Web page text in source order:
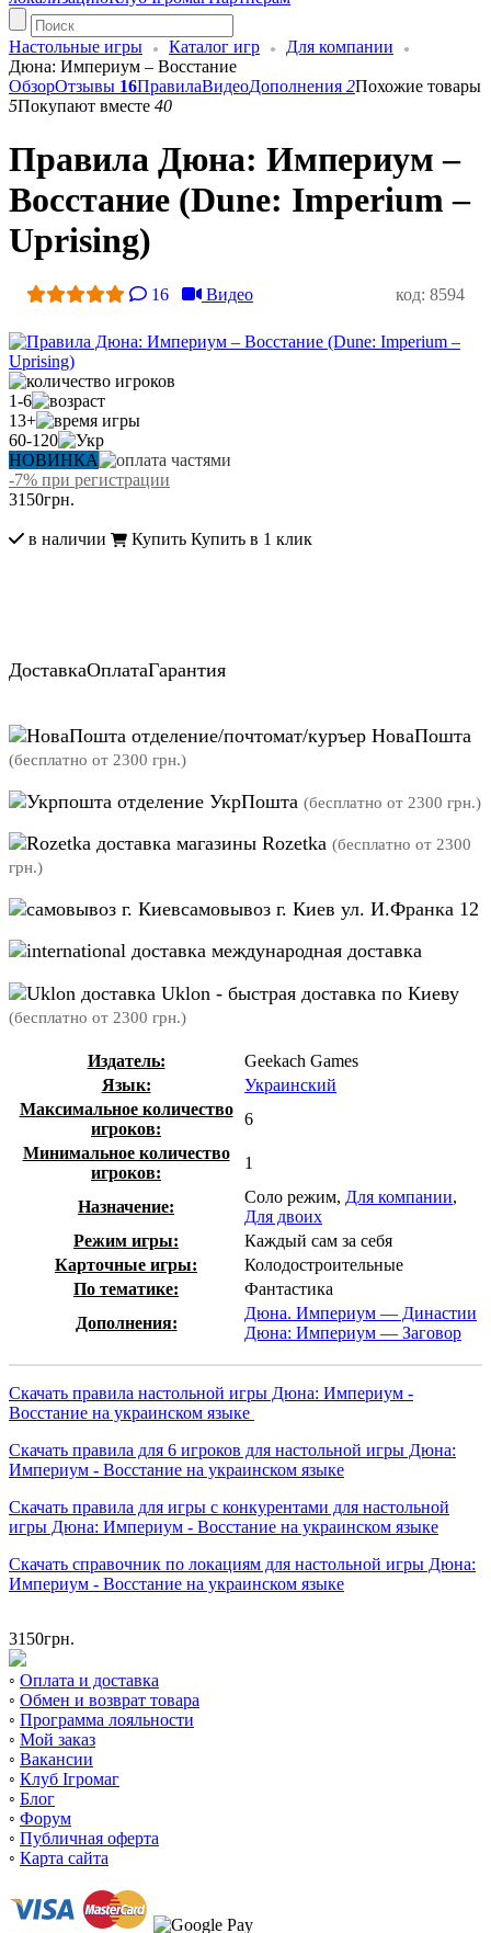
Настольные игры Каталог игр
Для компании
Дюна: Империум – Восстание
ОбзорОтзывы 16ПравилаВидеоДополнения 2Похожие товары
5Покупают вместе 40
Правила Дюна: Империум –
Восстание (Dune: Imperium –
Uprising)
16 Видео код: 8594
1-6
13+
60-120
НОВИНКА
-7% при регистрации
3150грн.
в наличии Купить Купить в 1 клик
ДоставкаОплатаГарантия
отделение/почтомат/куръер НоваПошта
(бесплатно от 2300 грн.)
отделение УкрПошта (бесплатно от 2300 грн.)
магазины Rozetka (бесплатно от 2300
грн.)
самовывоз г. Киев ул. И.Франка 12
международная доставка
Uklon - быстрая доставка по Киеву
(бесплатно от 2300 грн.)
Издатель:
Geekach Games
Язык:
Украинский
Максимальное количество
игроков:
6
Минимальное количество
игроков:
1
Назначение:
Соло режим, Для компании,
Для двоих
Режим игры:
Каждый сам за себя
Карточные игры:
Колодостроительные
По тематике:
Фантастика
Дополнения:
Дюна. Империум — Династии
Дюна: Империум — Заговор
Скачать правила настольной игры Дюна: Империум -
Восстание на украинском языке
Скачать правила для 6 игроков для настольной игры Дюна:
Империум - Восстание на украинском языке
Скачать правила для игры с конкурентами для настольной
игры Дюна: Империум - Восстание на украинском языке
Скачать справочник по локациям для настольной игры Дюна:
Империум - Восстание на украинском языке
3150грн.
◦ Оплата и доставка
◦ Обмен и возврат товара
◦ Программа лояльности
◦ Мой заказ
◦ Вакансии
◦ Клуб Ігромаг
◦ Блог
◦ Форум
◦ Публичная оферта
◦ Карта сайта